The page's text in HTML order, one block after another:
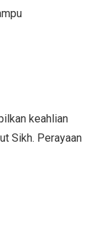
keahlian
Sikh. Perayaan